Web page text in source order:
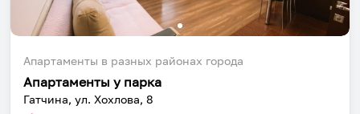
Апартаменты в разных районах города
Апартаменты у парка
Гатчина, ул. Хохлова, 8